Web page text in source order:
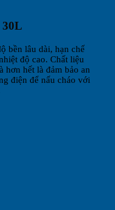
30L
bền lâu dài, hạn chế
độ cao. Chất liệu
hơn hết là đảm bảo an
điện để nấu cháo với